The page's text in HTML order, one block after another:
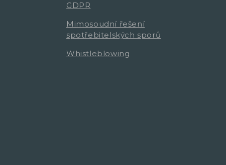
GDPR
Mimosoudní řešení
spotřebitelských sporů
Whistleblowing